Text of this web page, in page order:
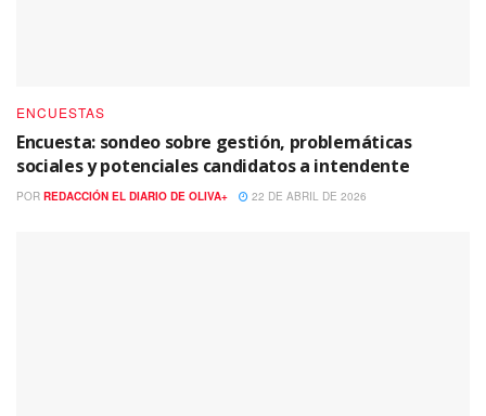
ENCUESTAS
Encuesta: sondeo sobre gestión, problemáticas
sociales y potenciales candidatos a intendente
POR REDACCIÓN EL DIARIO DE OLIVA+ 22 DE ABRIL DE 2026